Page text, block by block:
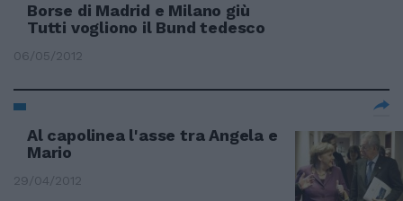
Borse di Madrid e Milano giù
Tutti vogliono il Bund tedesco
06/05/2012
Al capolinea l'asse tra Angela e
Mario
29/04/2012